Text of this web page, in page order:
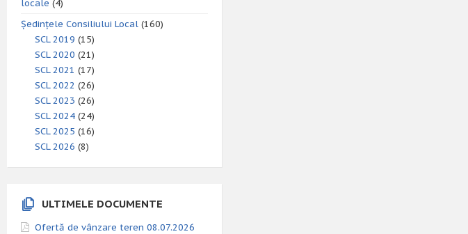
locale (4)
Ședințele Consiliului Local (160)
SCL 2019 (15)
SCL 2020 (21)
SCL 2021 (17)
SCL 2022 (26)
SCL 2023 (26)
SCL 2024 (24)
SCL 2025 (16)
SCL 2026 (8)
ULTIMELE DOCUMENTE
Ofertă de vânzare teren 08.07.2026